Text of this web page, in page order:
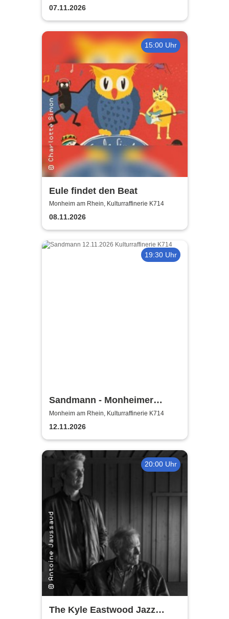
2026
07.11.2026
15:00 Uhr
Eule findet den Beat
Monheim am Rhein, Kulturraffinerie K714
08.11.2026
19:30 Uhr
Sandmann - Monheimer
Kulturwerke
Monheim am Rhein, Kulturraffinerie K714
12.11.2026
20:00 Uhr
The Kyle Eastwood Jazz